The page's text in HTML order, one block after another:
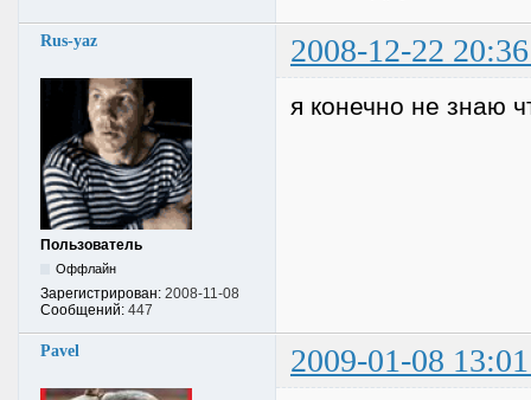
Rus-yaz 2008-12-22
Пользователь
Оффлайн
Зарегистрирован: 2008-11-08
Сообщений: 447
я конечно не знаю
Pavel 2009-01-08